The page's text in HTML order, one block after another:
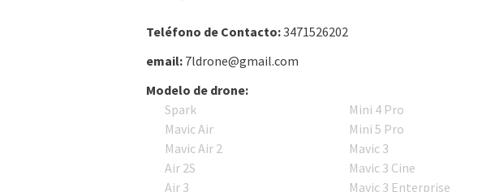
Teléfono de Contacto:3471526202
email: 7ldrone@gmail.com
Modelo de drone:
Spark
Mavic Air
Mavic Air 2
Air 2S
Air 3
Mini 4 Pro
Mini 5 Pro
Mavic 3
Mavic 3 Cine
Mavic 3 Enterprise